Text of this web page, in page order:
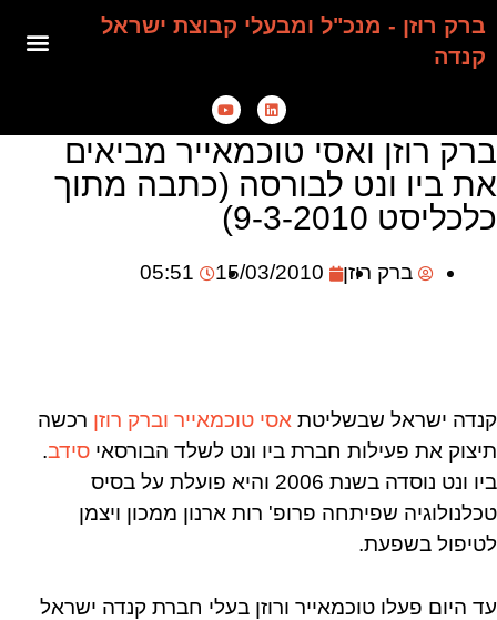
ברק רוזן - מנכ"ל ומבעלי קבוצת ישראל
קנדה
ברק רוזן ואסי טוכמאייר מביאים
את ביו ונט לבורסה (כתבה מתוך
כלכליסט 9-3-2010)
ברק רוזן 15/03/2010
05:51
קנדה ישראל שבשליטת אסי טוכמאייר וברק רוזן רכשה
תיצוק את פעילות חברת ביו ונט לשלד הבורסאי סידב.
ביו ונט נוסדה בשנת 2006 והיא פועלת על בסיס
טכלנולוגיה שפיתחה פרופ' רות ארנון ממכון ויצמן
לטיפול בשפעת.
עד היום פעלו טוכמאייר ורוזן בעלי חברת קנדה ישראל